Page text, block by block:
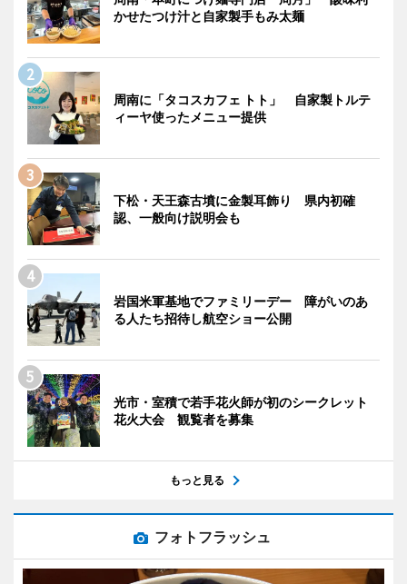
かせたつけ汁と自家製手もみ太麺
周南に「タコスカフェ トト」 自家製トルテ
ィーヤ使ったメニュー提供
下松・天王森古墳に金製耳飾り 県内初確
認、一般向け説明会も
岩国米軍基地でファミリーデー 障がいのあ
る人たち招待し航空ショー公開
光市・室積で若手花火師が初のシークレット
花火大会 観覧者を募集
もっと見る
フォトフラッシュ